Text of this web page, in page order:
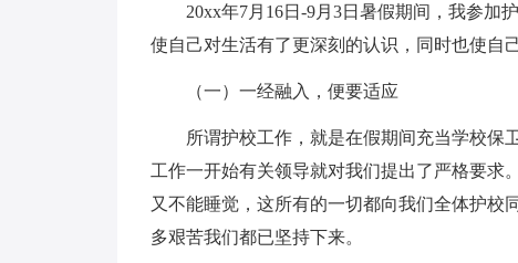
20xx年7月16日-9月3日暑假期间，我参加护
使自己对生活有了更深刻的认识，同时也使自
（一）一经融入，便要适应
所谓护校工作，就是在假期间充当学校保卫
工作一开始有关领导就对我们提出了严格要求
又不能睡觉，这所有的一切都向我们全体护校
多艰苦我们都已坚持下来。